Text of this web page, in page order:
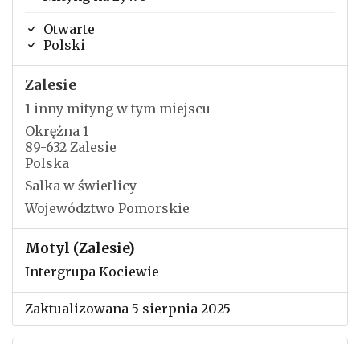
Otwarte
Polski
Zalesie
1 inny mityng w tym miejscu
Okrężna 1
89-632 Zalesie
Polska
Salka w świetlicy
Województwo Pomorskie
Motyl (Zalesie)
Intergrupa Kociewie
Zaktualizowana 5 sierpnia 2025